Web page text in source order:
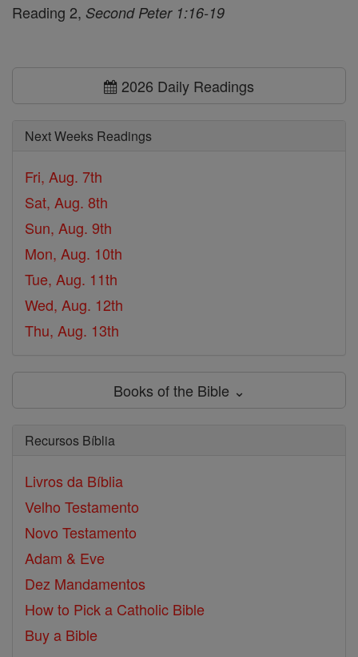
Reading 2, Second Peter 1:16-19
2026 Daily Readings
Next Weeks Readings
Fri, Aug. 7th
Sat, Aug. 8th
Sun, Aug. 9th
Mon, Aug. 10th
Tue, Aug. 11th
Wed, Aug. 12th
Thu, Aug. 13th
Books of the Bible ⌄
Recursos Bíblia
Livros da Bíblia
Velho Testamento
Novo Testamento
Adam & Eve
Dez Mandamentos
How to Pick a Catholic Bible
Buy a Bible